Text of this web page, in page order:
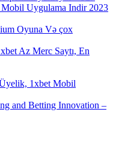
Uygulama Indir 2023
Oyuna Və çox
Az Merc Saytı, En
1xbet Mobil
and Betting Innovation –